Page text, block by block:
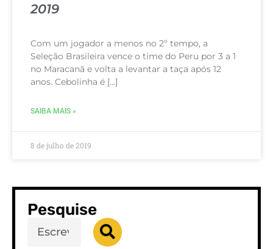
2019
Com um jogador a menos no 2º tempo, a
Seleção Brasileira vence o time do Peru por 3 a 1
no Maracanã e volta a levantar a taça após 12
anos. Cebolinha é […]
SAIBA MAIS »
8 de julho de 2019
Pesquise